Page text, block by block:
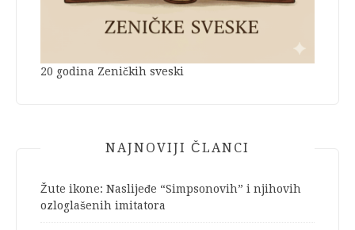
20 godina Zeničkih sveski
NAJNOVIJI ČLANCI
Žute ikone: Naslijeđe “Simpsonovih” i njihovih
ozloglašenih imitatora